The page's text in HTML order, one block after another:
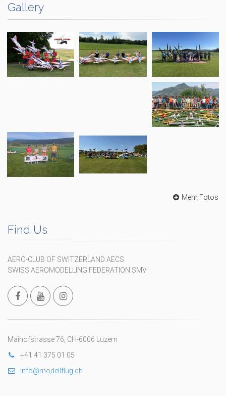
Gallery
Mehr Fotos
Find Us
AERO-CLUB OF SWITZERLAND AECS
SWISS AEROMODELLING FEDERATION SMV
Maihofstrasse 76, CH-6006 Luzern
+41 41 375 01 05
info@modellflug.ch